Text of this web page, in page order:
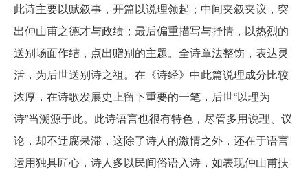
此诗主要以赋叙事，开篇以说理领起；中间夹叙夹议，突
出仲山甫之德才与政绩；最后偏重描写与抒情，以热烈的
送别场面作结，点出赠别的主题。全诗章法整饬，表达灵
活，为后世送别诗之祖。在《诗经》中此篇说理成分比较
浓厚，在诗歌发展史上留下重要的一笔，后世“以理为
诗”当溯源于此。此诗语言也很有特色，尽管多用说理、议
论，却不迂腐呆滞，这除了诗人的激情之外，还在于语言
运用独具匠心，诗人多以民间俗语入诗，如表现仲山甫扶